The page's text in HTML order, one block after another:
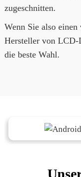
zugeschnitten.
Wenn Sie also
Hersteller von LCD-
die beste Wahl.